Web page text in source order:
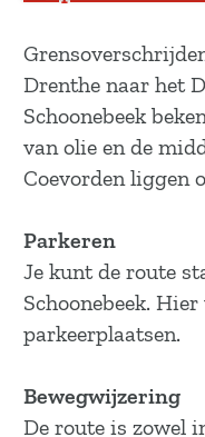
g
i
n
a
Drenthe naar het
Schoonebeek
van olie en de
Coevorden liggen
Parkeren
Je kunt de route
Schoonebeek.
parkeerplaatsen.
Bewegwijzering
De route is zowel